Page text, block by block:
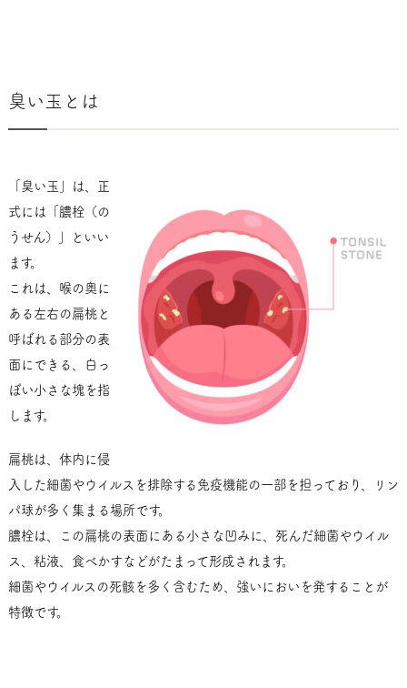
臭い玉とは
「臭い玉」は、正
式には「膿栓（の
うせん）」といい
ます。
これは、喉の奥に
ある左右の扁桃と
呼ばれる部分の表
面にできる、白っ
ぽい小さな塊を指
します。
扁桃は、体内に侵
入した細菌やウイルスを排除する免疫機能の一部を担っており、リン
パ球が多く集まる場所です。
膿栓は、この扁桃の表面にある小さな凹みに、死んだ細菌やウイル
ス、粘液、食べかすなどがたまって形成されます。
細菌やウイルスの死骸を多く含むため、強いにおいを発することが
特徴です。